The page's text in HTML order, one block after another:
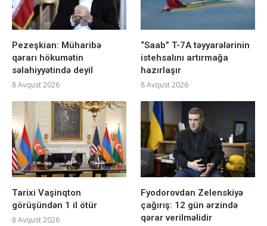
Pezeşkian: Müharibə
qərarı hökumətin
səlahiyyətində deyil
8 Avqust 2026
“Saab” T-7A təyyarələrinin
istehsalını artırmağa
hazırlaşır
8 Avqust 2026
Tarixi Vaşinqton
görüşündən 1 il ötür
8 Avqust 2026
Fyodorovdan Zelenskiyə
çağırış: 12 gün ərzində
qərar verilməlidir